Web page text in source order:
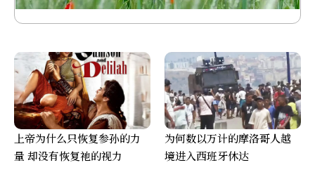
上帝为什么只恢复参孙的力
量 却没有恢复祂的视力
为何数以万计的摩洛哥人越
境进入西班牙休达